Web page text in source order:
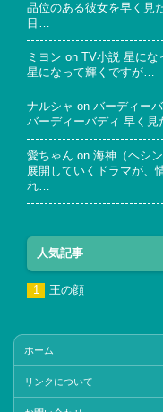
品位のある彼女を早く見
目…
ミヨン on TV小説 星にな
星になって輝くですが…
ナルシャ on バーディー
バーディーバディ 早く見
愛ちゃん on 海神（ヘシン
展開していくドラマが
れ…
人気記事
王の顔
ホーム
リンクについて